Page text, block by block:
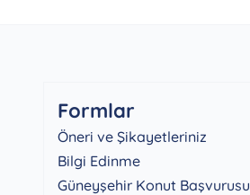
Formlar
Öneri ve Şikayetleriniz
Bilgi Edinme
Güneyşehir Konut Başvurusu